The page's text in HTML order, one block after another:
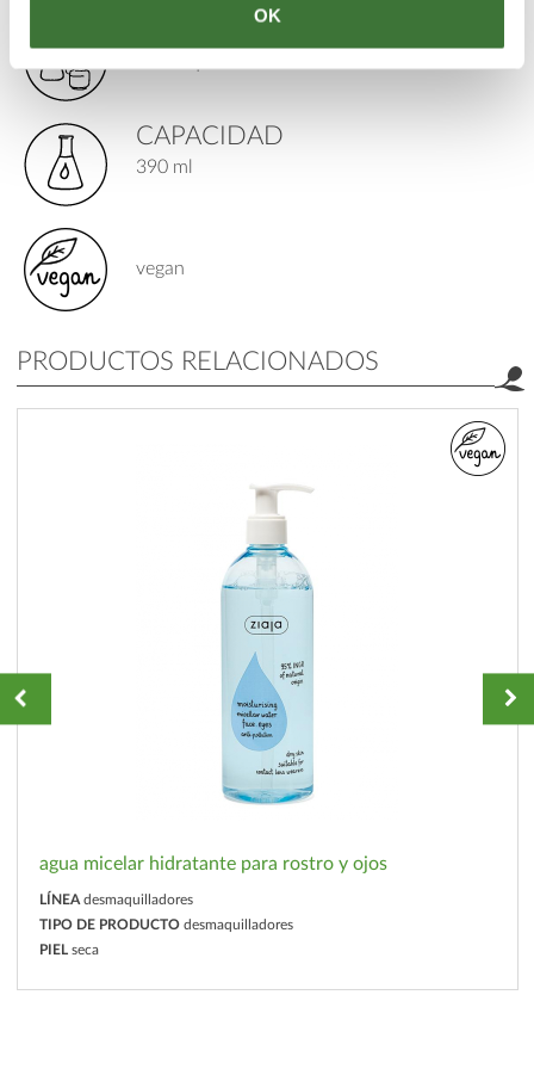
OK
TIPO DE PRODUCTO
CAPACIDAD
390 ml
vegan
PRODUCTOS RELACIONADOS
agua micelar hidratante para rostro y ojos
LÍNEA desmaquilladores
TIPO DE PRODUCTO desmaquilladores
PIEL seca